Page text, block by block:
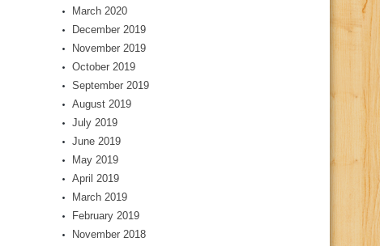
March 2020
December 2019
November 2019
October 2019
September 2019
August 2019
July 2019
June 2019
May 2019
April 2019
March 2019
February 2019
November 2018